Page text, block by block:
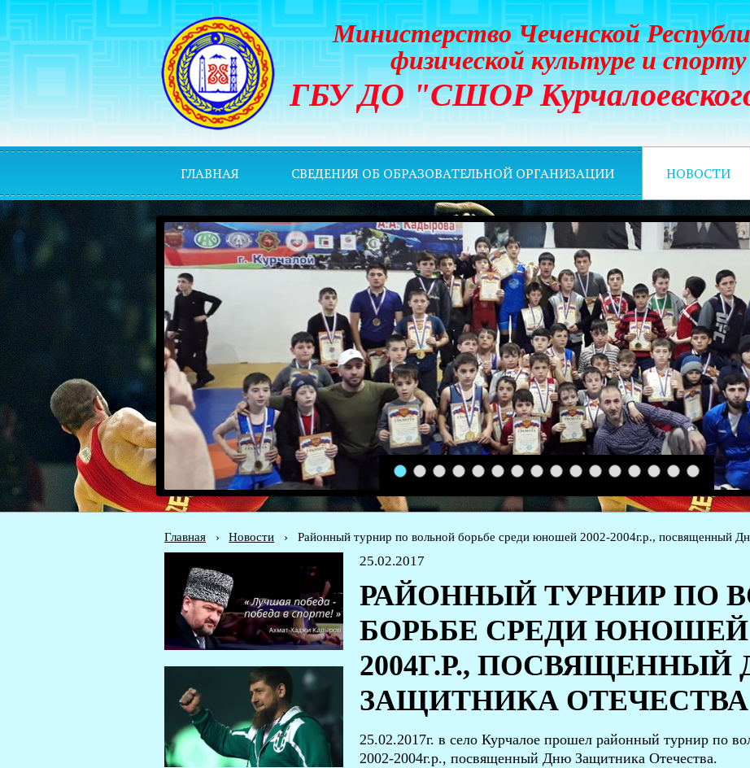
Министерство Чеченской
ГБУ ДО "СШОР
физической культуре и спорту
ГЛАВНАЯ СВЕДЕНИЯ ОБ ОБРАЗОВАТЕЛЬНОЙ ОРГАНИЗАЦИИ НОВОСТИ
1 2 3 4 5 6 7 8 9 10 11 12 13 14 15 16
Главная › Новости › Районный турнир по вольной борьбе среди юношей 2002-2004г.р., посвященный
25.02.2017
РАЙОННЫЙ ТУРНИР ПО
БОРЬБЕ СРЕДИ ЮНОШЕЙ
2004Г.Р.,
ЗАЩИТНИКА ОТЕЧЕСТВА
25.02.2017г. в село Курчалое прошел районный турнир по
2002-2004г.р., посвященный Дню Защитника Отечества.